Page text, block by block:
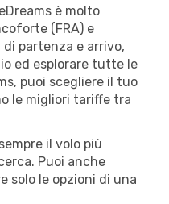
è molto
(FRA) e
partenza e arrivo,
ed esplorare tutte le
puoi scegliere il tuo
le migliori tariffe tra
il volo più
Puoi anche
solo le opzioni di una